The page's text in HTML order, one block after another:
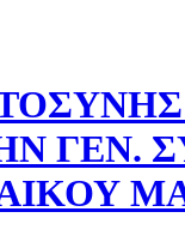
ΓΕΝ.